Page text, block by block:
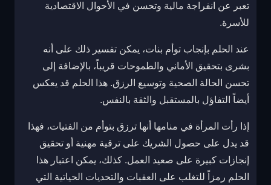
تعبر عن انفراجة مالية وتحسن في الأحوال الاقتصادية
للأسرة.
عند الحلم بإنجاب توأم بنات، يمكن تفسير ذلك على أنه
بشرى بتحقيق الأماني والطموحات قريباً، بالإضافة إلى
تحسن الحالة الصحية وتوسيع الرزق. هذا الحلم قد يعكس
أيضاً التفاؤل بالمستقبل والثقة بالنفس.
إذا رأت المرأة في منامها أنها ترزق بتوأم من الفتيات، فهذا
قد يدل على حصول الشريك على ترقية مهنية أو تحقيق
إنجازات كبيرة على صعيد العمل. كذلك، يمكن اعتبار هذا
الحلم رمزاً للتغلب على العقبات والتحديات الحياتية التي